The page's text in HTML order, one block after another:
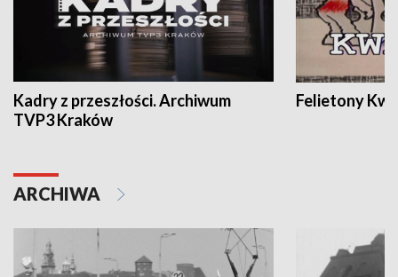
Kadry z przeszłości. Archiwum
TVP3 Kraków
Felietony
ARCHIWA